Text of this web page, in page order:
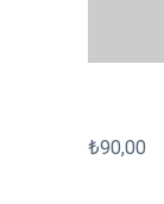
₺90,00